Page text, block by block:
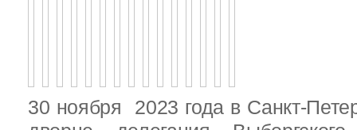
30 ноября 2023 года в Санкт-